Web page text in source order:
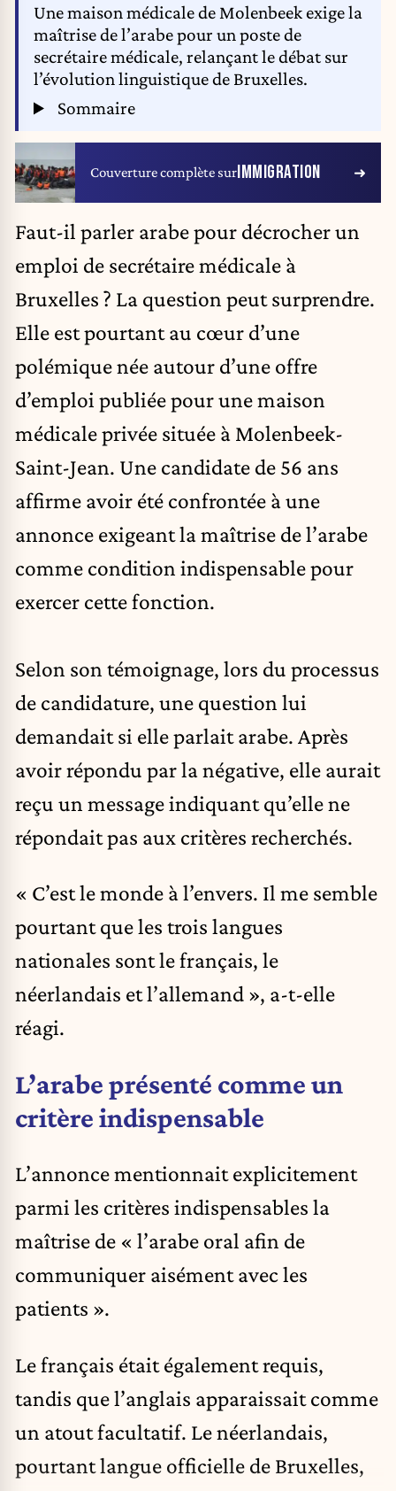
Une maison médicale de Molenbeek exige la
maîtrise de l’arabe pour un poste de
secrétaire médicale, relançant le débat sur
l’évolution linguistique de Bruxelles.
Sommaire
Couverture complète surIMMIGRATION
Faut-il parler arabe pour décrocher un
emploi de secrétaire médicale à
Bruxelles ? La question peut surprendre.
Elle est pourtant au cœur d’une
polémique née autour d’une offre
d’emploi publiée pour une maison
médicale privée située à Molenbeek-
Saint-Jean. Une candidate de 56 ans
affirme avoir été confrontée à une
annonce exigeant la maîtrise de l’arabe
comme condition indispensable pour
exercer cette fonction.
Selon son témoignage, lors du processus
de candidature, une question lui
demandait si elle parlait arabe. Après
avoir répondu par la négative, elle aurait
reçu un message indiquant qu’elle ne
répondait pas aux critères recherchés.
« C’est le monde à l’envers. Il me semble
pourtant que les trois langues
nationales sont le français, le
néerlandais et l’allemand », a-t-elle
réagi.
L’arabe présenté comme un
critère indispensable
L’annonce mentionnait explicitement
parmi les critères indispensables la
maîtrise de « l’arabe oral afin de
communiquer aisément avec les
patients ».
Le français était également requis,
tandis que l’anglais apparaissait comme
un atout facultatif. Le néerlandais,
pourtant langue officielle de Bruxelles,